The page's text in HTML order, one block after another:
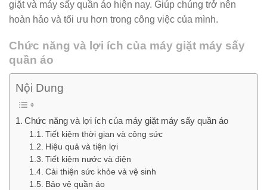
giặt và máy sấy quần áo hiện nay. Giúp chúng trở nên
hoàn hảo và tối ưu hơn trong công việc của mình.
Chức năng và lợi ích của máy giặt máy sấy
quần áo
Nội Dung
Chức năng và lợi ích của máy giặt máy sấy quần áo
Tiết kiệm thời gian và công sức
Hiệu quả và tiện lợi
Tiết kiệm nước và điện
Cải thiện sức khỏe và vệ sinh
Bảo vệ quần áo